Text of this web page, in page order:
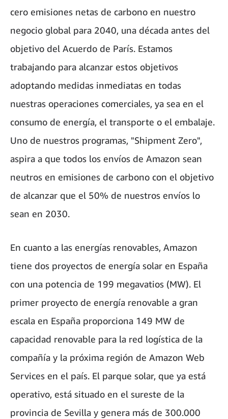
cero emisiones netas de carbono en nuestro
negocio global para 2040, una década antes del
objetivo del Acuerdo de París. Estamos
trabajando para alcanzar estos objetivos
adoptando medidas inmediatas en todas
nuestras operaciones comerciales, ya sea en el
consumo de energía, el transporte o el embalaje.
Uno de nuestros programas, "Shipment Zero",
aspira a que todos los envíos de Amazon sean
neutros en emisiones de carbono con el objetivo
de alcanzar que el 50% de nuestros envíos lo
sean en 2030.
En cuanto a las energías renovables, Amazon
tiene dos proyectos de energía solar en España
con una potencia de 199 megavatios (MW). El
primer proyecto de energía renovable a gran
escala en España proporciona 149 MW de
capacidad renovable para la red logística de la
compañía y la próxima región de Amazon Web
Services en el país. El parque solar, que ya está
operativo, está situado en el sureste de la
provincia de Sevilla y genera más de 300.000